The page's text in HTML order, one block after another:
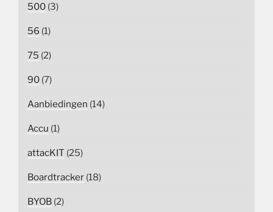
500 (3)
56 (1)
75 (2)
90 (7)
Aanbiedingen (14)
Accu (1)
attacKIT (25)
Boardtracker (18)
BYOB (2)